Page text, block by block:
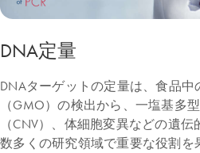
DNA定量
DNAターゲットの定量は、食品
（GMO）の検出から、一塩基多
（CNV）、体細胞変異などの遺伝
数多くの研究領域で重要な役割を